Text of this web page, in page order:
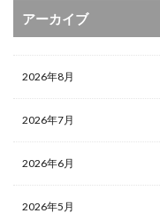
アーカイブ
2026年8月
2026年7月
2026年6月
2026年5月